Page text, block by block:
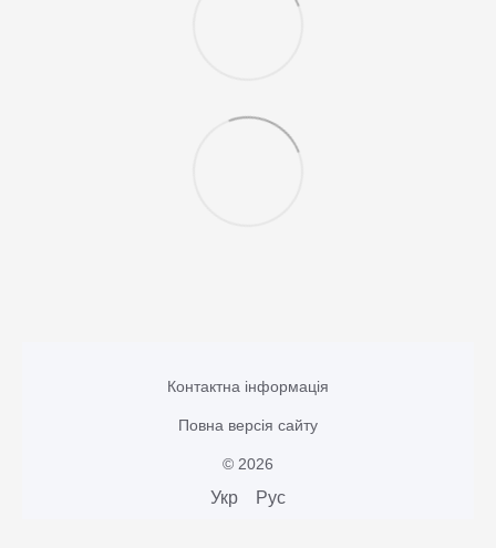
Контактна інформація
Повна версія сайту
© 2026
Укр Рус